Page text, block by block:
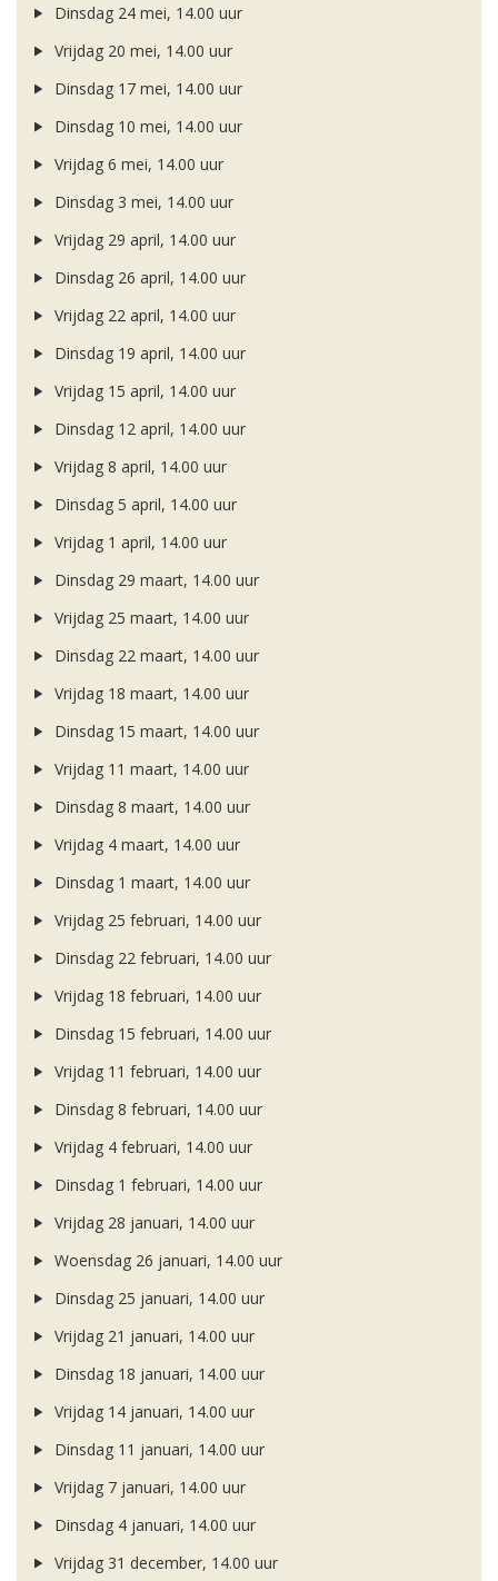
Dinsdag 24 mei, 14.00 uur
Vrijdag 20 mei, 14.00 uur
Dinsdag 17 mei, 14.00 uur
Dinsdag 10 mei, 14.00 uur
Vrijdag 6 mei, 14.00 uur
Dinsdag 3 mei, 14.00 uur
Vrijdag 29 april, 14.00 uur
Dinsdag 26 april, 14.00 uur
Vrijdag 22 april, 14.00 uur
Dinsdag 19 april, 14.00 uur
Vrijdag 15 april, 14.00 uur
Dinsdag 12 april, 14.00 uur
Vrijdag 8 april, 14.00 uur
Dinsdag 5 april, 14.00 uur
Vrijdag 1 april, 14.00 uur
Dinsdag 29 maart, 14.00 uur
Vrijdag 25 maart, 14.00 uur
Dinsdag 22 maart, 14.00 uur
Vrijdag 18 maart, 14.00 uur
Dinsdag 15 maart, 14.00 uur
Vrijdag 11 maart, 14.00 uur
Dinsdag 8 maart, 14.00 uur
Vrijdag 4 maart, 14.00 uur
Dinsdag 1 maart, 14.00 uur
Vrijdag 25 februari, 14.00 uur
Dinsdag 22 februari, 14.00 uur
Vrijdag 18 februari, 14.00 uur
Dinsdag 15 februari, 14.00 uur
Vrijdag 11 februari, 14.00 uur
Dinsdag 8 februari, 14.00 uur
Vrijdag 4 februari, 14.00 uur
Dinsdag 1 februari, 14.00 uur
Vrijdag 28 januari, 14.00 uur
Woensdag 26 januari, 14.00 uur
Dinsdag 25 januari, 14.00 uur
Vrijdag 21 januari, 14.00 uur
Dinsdag 18 januari, 14.00 uur
Vrijdag 14 januari, 14.00 uur
Dinsdag 11 januari, 14.00 uur
Vrijdag 7 januari, 14.00 uur
Dinsdag 4 januari, 14.00 uur
Vrijdag 31 december, 14.00 uur